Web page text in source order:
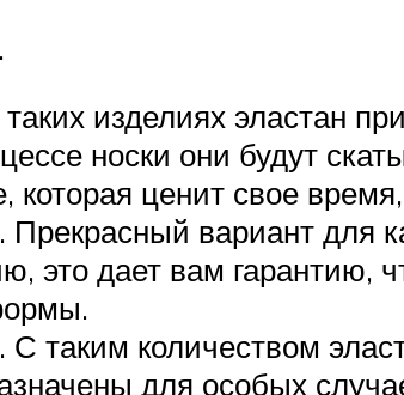
изделиях эластан
носки они будут
ценит свое
Прекрасный вариант для
это дает вам гарантию,
таким количеством
для особых